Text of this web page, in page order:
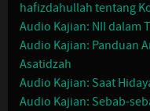
hafizdahullah tentang
Audio Kajian: NII dalam
Audio Kajian: Panduan
Asatidzah
Audio Kajian: Saat
Audio Kajian: Sebab-